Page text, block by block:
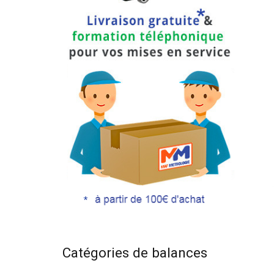
Catégories de balances